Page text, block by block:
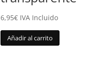
6,95€ IVA Incluido
Añadir al carrito